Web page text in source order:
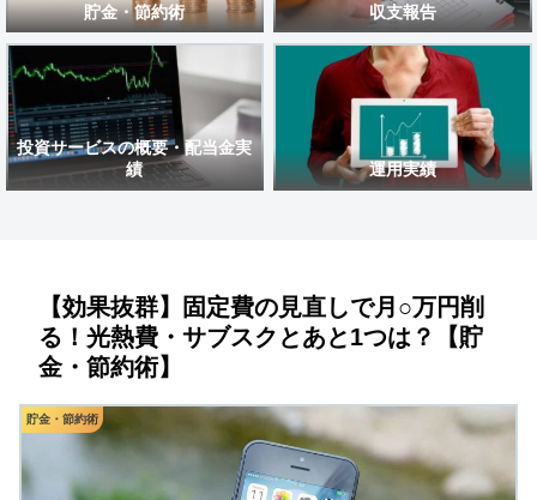
貯金・節約術 収支報告
投資サービスの概要・配当金実
績
運用実績
【効果抜群】固定費の見直しで月○万円削
る！光熱費・サブスクとあと1つは？【貯
金・節約術】
貯金・節約術